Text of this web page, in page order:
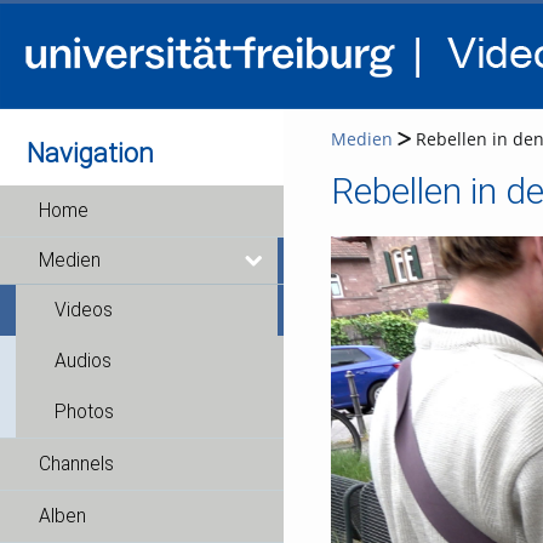
Navigation
Home
Medien
Videos
Audios
Photos
Channels
Alben
Medien Rebellen in
Rebellen in